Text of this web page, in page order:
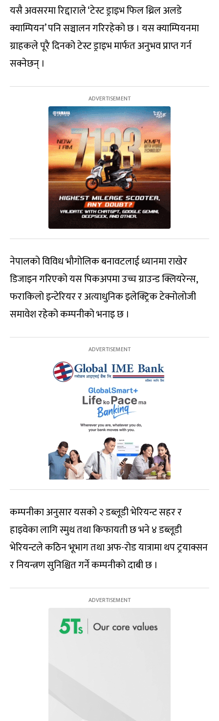
यसै अवसरमा रिद्दाराले ‘टेस्ट ड्राइभ फिल थ्रिल अलडे
क्याम्पियन’ पनि सञ्चालन गरिरहेको छ । यस क्याम्पियनमा
ग्राहकले पूरै दिनको टेस्ट ड्राइभ मार्फत अनुभव प्राप्त गर्न
सक्नेछन् ।
नेपालको विविध भाैगोलिक बनावटलाई ध्यानमा राखेर
डिजाइन गरिएको यस पिकअपमा उच्च ग्राउन्ड क्लियरेन्स,
फराकिलो इन्टेरियर र अत्याधुनिक इलेक्ट्रिक टेक्नोलोजी
समावेश रहेको कम्पनीको भनाइ छ ।
कम्पनीका अनुसार यसको २ डब्लूडी भेरियन्ट सहर र
हाइवेका लागि स्मुथ तथा किफायती छ भने ४ डब्लूडी
भेरियन्टले कठिन भूभाग तथा अफ-रोड यात्रामा थप ट्रयाक्सन
र नियन्त्रण सुनिश्चित गर्ने कम्पनीको दाबी छ ।